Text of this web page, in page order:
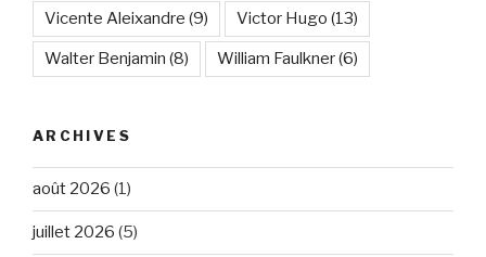
Vicente Aleixandre (9) Victor Hugo (13)
Walter Benjamin (8) William Faulkner(6)
ARCHIVES
août 2026 (1)
juillet 2026 (5)